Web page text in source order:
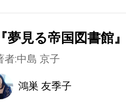
『夢見る帝国図書館
者:中島 京子
鴻巣 友季子